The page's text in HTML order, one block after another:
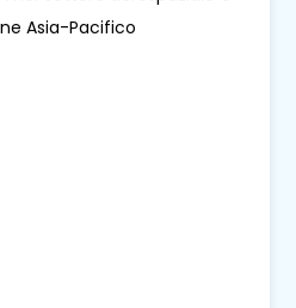
Asia-Pacifico